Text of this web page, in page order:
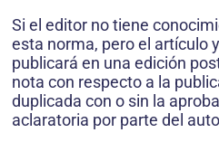
Si el editor no tiene
esta norma, pero el artículo
publicará en una edición
nota con respecto a la
duplicada con o sin la
aclaratoria por parte del